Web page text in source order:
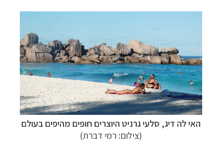
האי לה דיג, סלעי גרניט היוצרים חופים מהיפים בעולם
(צילום: רמי דברת)